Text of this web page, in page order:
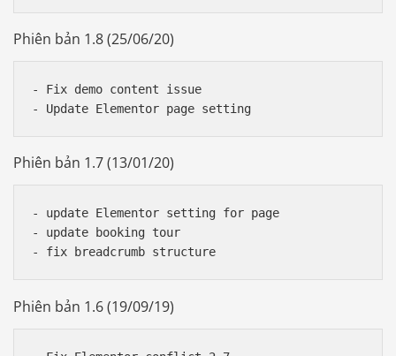
Phiên bản 1.8 (25/06/20)
- Fix demo content issue
Phiên bản 1.7 (13/01/20)
- update Elementor setting for page
- update booking tour
Phiên bản 1.6 (19/09/19)